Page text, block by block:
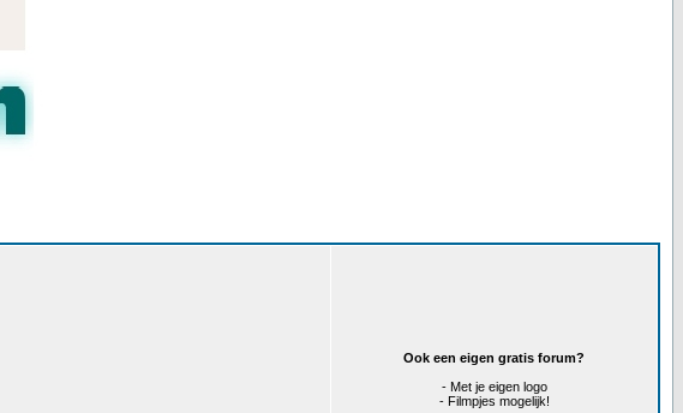
Ook een eigen gratis forum?
- Met je eigen logo
- Filmpjes mogelijk!